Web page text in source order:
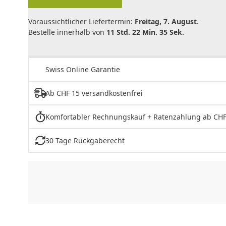
Voraussichtlicher Liefertermin: Freitag, 7. August.
Bestelle innerhalb von 11 Std. 22 Min. 35 Sek.
Swiss Online Garantie
Ab CHF 15 versandkostenfrei
Komfortabler Rechnungskauf + Ratenzahlung ab
30 Tage Rückgaberecht